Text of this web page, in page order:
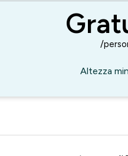
/
Altezza